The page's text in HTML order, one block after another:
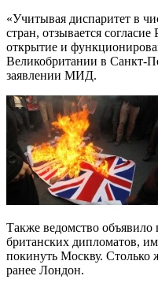
«Учитывая диспаритет в
стран, отзывается
открытие и
Великобритании в Санкт-
заявлении МИД.
Также ведомство объявило
британских дипломатов,
покинуть Москву. Столько
ранее Лондон.